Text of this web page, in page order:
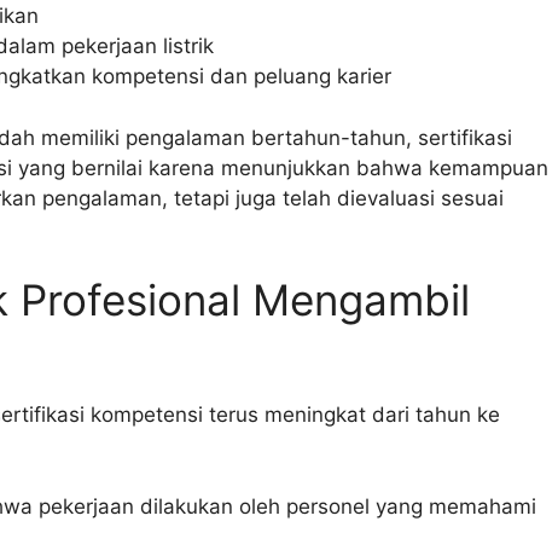
pekerjaan listrik
kompetensi dan peluang karier
memiliki pengalaman bertahun-tahun, sertifikasi
yang bernilai karena menunjukkan bahwa kemampuan
pengalaman, tetapi juga telah dievaluasi sesuai
Profesional Mengambil
kompetensi terus meningkat dari tahun ke
pekerjaan dilakukan oleh personel yang memahami